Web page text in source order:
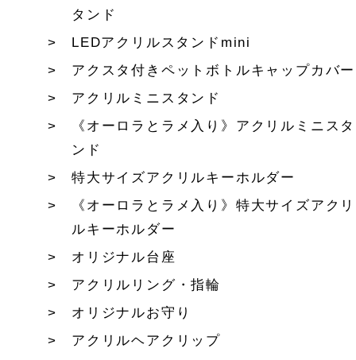
タンド
LEDアクリルスタンドmini
アクスタ付きペットボトルキャップカバー
アクリルミニスタンド
《オーロラとラメ入り》アクリルミニスタ
ンド
特大サイズアクリルキーホルダー
《オーロラとラメ入り》特大サイズアクリ
ルキーホルダー
オリジナル台座
アクリルリング・指輪
オリジナルお守り
アクリルヘアクリップ